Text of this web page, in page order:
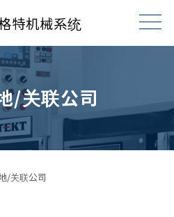
特机械系统
/关联公司
/关联公司